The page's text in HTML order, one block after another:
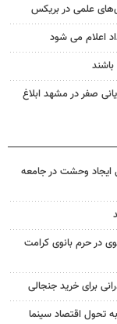
علمی در بریکس
صفر در مشهد ابلاغ
ایجاد وحشت در جامعه
در حرم بانوی کرامت
برای خرید جنجالی
تحول اقتصاد سینما